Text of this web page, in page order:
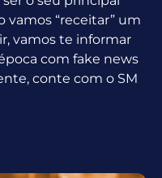
vamos “receitar” um
vamos te informar
com fake news
conte com o SM